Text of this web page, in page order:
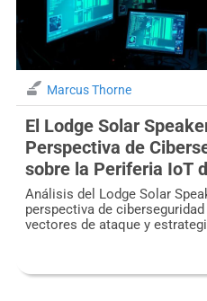
Marcus Thorne
El Lodge Solar
Perspectiva de
sobre la Periferia IoT
Análisis del Lodge Solar
perspectiva de ciberseguridad
vectores de ataque y